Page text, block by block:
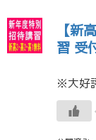
【新
習 受